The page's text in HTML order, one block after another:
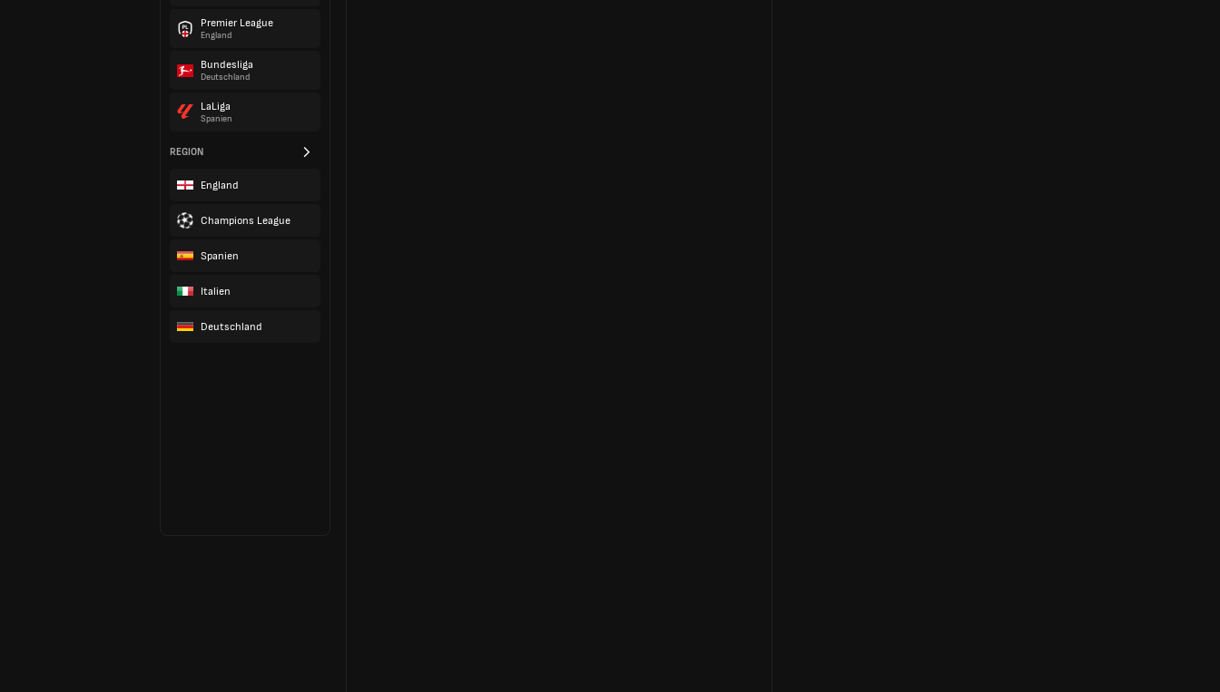
Premier League
England
Bundesliga
Deutschland
LaLiga
Spanien
REGION
England
Champions League
Spanien
Italien
Deutschland